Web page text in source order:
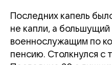
Последних капель
не капли, а
военнослужащим по
пенсию. Столкнулся с